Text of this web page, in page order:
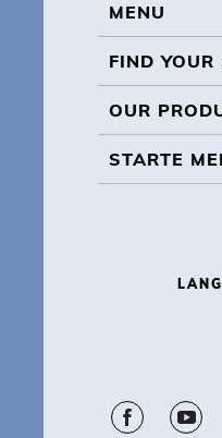
MENU
MENU
FIND YOUR
OUR
STARTE